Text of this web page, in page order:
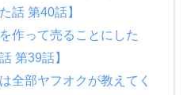
話 第40話】
作って売ることにした
第39話】
全部ヤフオクが教えてく